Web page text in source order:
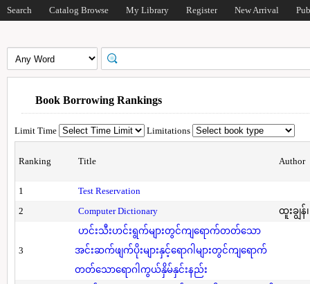
Search Catalog Browse My Library Register New Arrival
Book Borrowing Rankings
Limit Time Limitations
Ranking Title Author
1
Test Reservation
2
Computer Dictionary ထူးချွန်
3
ဟင်းသီးဟင်းရွက်များတွင်ကျရောက်တတ်သော
အင်းဆက်ဖျက်ပိုးများနှင့်ရောဂါများတွင်ကျရောက်
တတ်သောရောဂါကွယ်နှိမ်နှင်းနည်း